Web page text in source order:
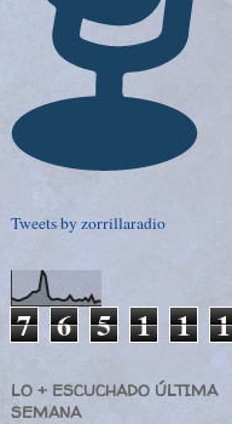
Tweets by zorrillaradio
7 6 5 1 1 1
LO + ESCUCHADO ÚLTIMA
SEMANA